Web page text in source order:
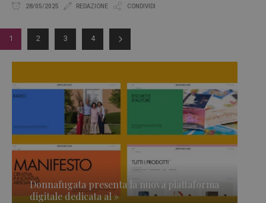
28/05/2025 REDAZIONE CONDIVIDI
1 2 3 4
Donnafugata presenta la nuova piattaforma
digitale dedicata al »